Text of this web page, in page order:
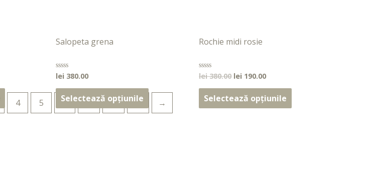
Salopeta grena
Evaluat
0
din
lei380.00
Selectează opțiunile
Rochie midi rosie
Evaluat
0
din
lei380.00 lei 190.00
Selectează opțiunile
4 5 … 13 14 15 →